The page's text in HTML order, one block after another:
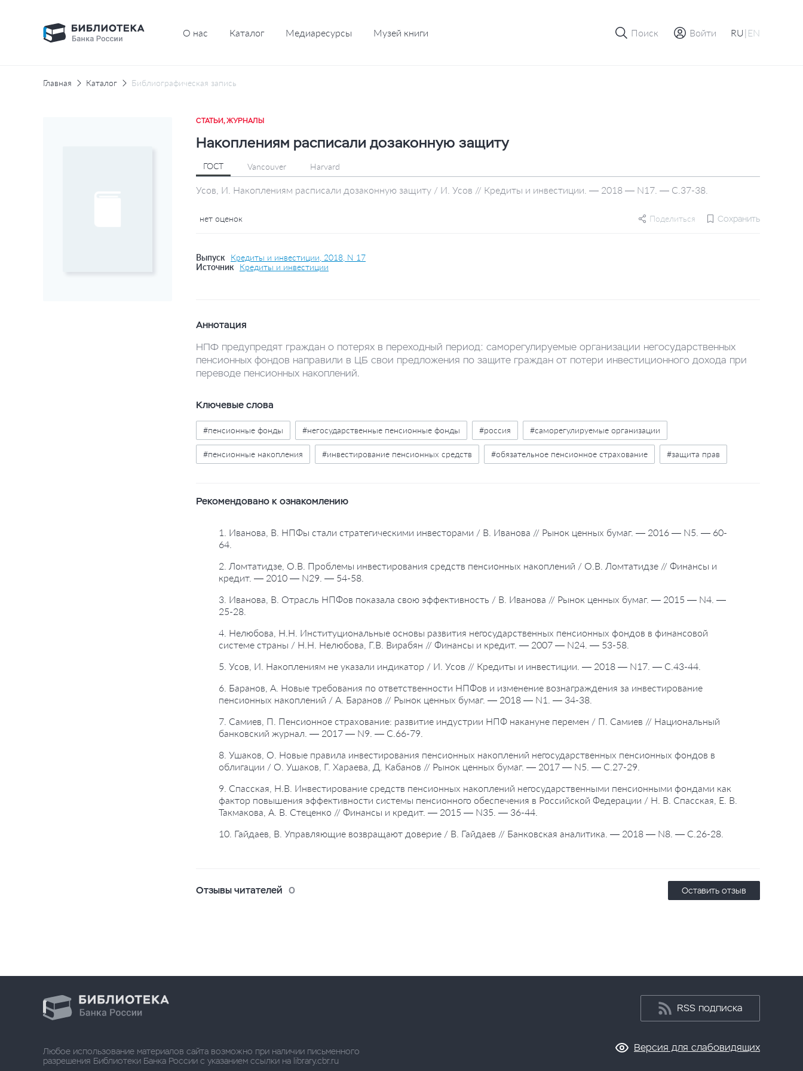
О нас Каталог Медиаресурсы Музей книги Поиск Войти RU| EN
Главная Каталог Библиографическая запись
СТАТЬИ, ЖУРНАЛЫ
Накоплениям расписали дозаконную защиту
ГОСТ Vancouver Harvard
Усов, И. Накоплениям расписали дозаконную защиту / И. Усов // Кредиты и инвестиции. — 2018 — N17. — С.37-38.
нет оценок Поделиться Сохранить
Выпуск
Кредиты и инвестиции, 2018, N 17
Источник
Кредиты и инвестиции
Аннотация
НПФ предупредят граждан о потерях в переходный период: саморегулируемые организации негосударственных
пенсионных фондов направили в ЦБ свои предложения по защите граждан от потери инвестиционного дохода при
переводе пенсионных накоплений.
Ключевые слова
#пенсионные фонды #негосударственные пенсионные фонды #россия #саморегулируемые организации
#пенсионные накопления #инвестирование пенсионных средств #обязательное пенсионное страхование #защита прав
Рекомендовано к ознакомлению
1. Иванова, В. НПФы стали стратегическими инвесторами / В. Иванова // Рынок ценных бумаг. — 2016 — N5. — 60-
64.
2. Ломтатидзе, О.В. Проблемы инвестирования средств пенсионных накоплений / О.В. Ломтатидзе // Финансы и
кредит. — 2010 — N29. — 54-58.
3. Иванова, В. Отрасль НПФов показала свою эффективность / В. Иванова // Рынок ценных бумаг. — 2015 — N4. —
25-28.
4. Нелюбова, Н.Н. Институциональные основы развития негосударственных пенсионных фондов в финансовой
системе страны / Н.Н. Нелюбова, Г.В. Вирабян // Финансы и кредит. — 2007 — N24. — 53-58.
5. Усов, И. Накоплениям не указали индикатор / И. Усов // Кредиты и инвестиции. — 2018 — N17. — С.43-44.
6. Баранов, А. Новые требования по ответственности НПФов и изменение вознаграждения за инвестирование
пенсионных накоплений / А. Баранов // Рынок ценных бумаг. — 2018 — N1. — 34-38.
7. Самиев, П. Пенсионное страхование: развитие индустрии НПФ накануне перемен / П. Самиев // Национальный
банковский журнал. — 2017 — N9. — С.66-79.
8. Ушаков, О. Новые правила инвестирования пенсионных накоплений негосударственных пенсионных фондов в
облигации / О. Ушаков, Г. Хараева, Д. Кабанов // Рынок ценных бумаг. — 2017 — N5. — С.27-29.
9. Спасская, Н.В. Инвестирование средств пенсионных накоплений негосударственными пенсионными фондами как
фактор повышения эффективности системы пенсионного обеспечения в Российской Федерации / Н. В. Спасская, Е. В.
Такмакова, А. В. Стеценко // Финансы и кредит. — 2015 — N35. — 36-44.
10. Гайдаев, В. Управляющие возвращают доверие / В. Гайдаев // Банковская аналитика. — 2018 — N8. — С.26-28.
Отзывы читателей 0 Оставить отзыв
Любое использование материалов сайта возможно при наличии письменного
разрешения Библиотеки Банка России с указанием ссылки на library.cbr.ru
RSS подписка
Версия для слабовидящих